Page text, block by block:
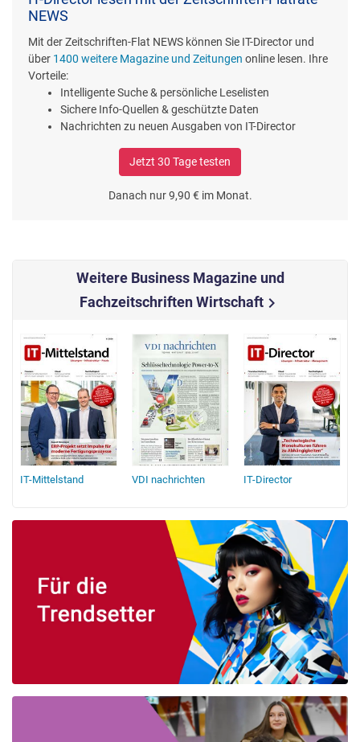
NEWS
Mit der Zeitschriften-Flat NEWS können Sie IT-Director und
über 1400 weitere Magazine und Zeitungen online lesen. Ihre
Vorteile:
Intelligente Suche & persönliche Leselisten
Sichere Info-Quellen & geschützte Daten
Nachrichten zu neuen Ausgaben von IT-Director
Jetzt 30 Tage testen
Danach nur 9,90 € im Monat.
Weitere Business Magazine und
Fachzeitschriften Wirtschaftchevron_right
IT-Mittelstand VDI nachrichten IT-Director